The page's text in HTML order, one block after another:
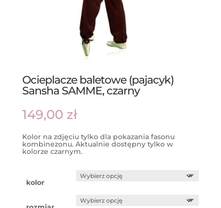
Ocieplacze baletowe (pajacyk)
Sansha SAMME, czarny
149,00 zł
Kolor na zdjęciu tylko dla pokazania fasonu
kombinezonu. Aktualnie dostępny tylko w
kolorze czarnym.
kolor